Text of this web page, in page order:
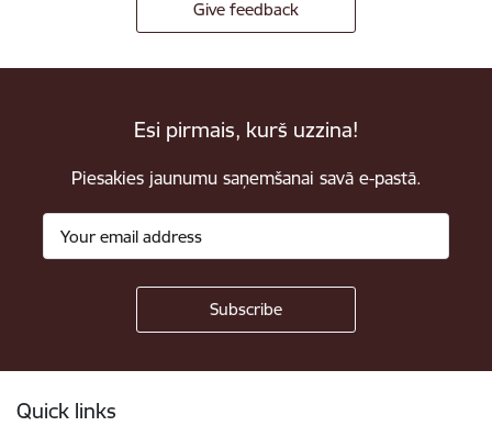
Give feedback
Esi pirmais, kurš uzzina!
Piesakies jaunumu saņemšanai savā e-pastā.
Quick links